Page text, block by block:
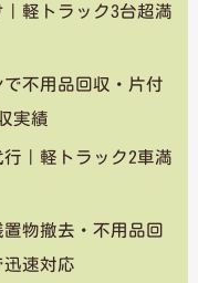
軽トラック3台超満
で不用品回収・片付
実績
｜軽トラック2車満
置物撤去・不用品回
速対応